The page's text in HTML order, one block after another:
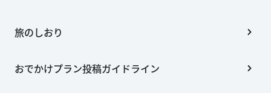
旅のしおり
おでかけプラン投稿ガイドライン